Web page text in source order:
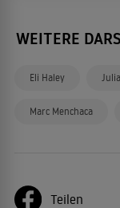
WEITERE
Eli Haley
Marc Menchaca
Teilen